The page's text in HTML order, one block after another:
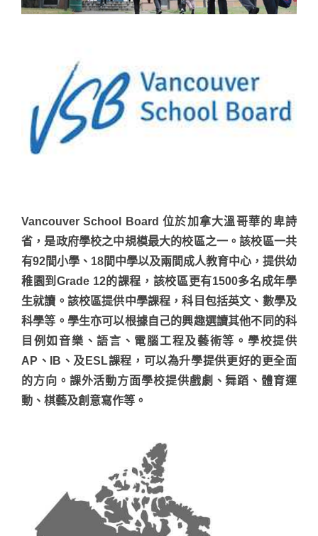
Vancouver School Board 位於加拿大溫哥華的卑詩
省，是政府學校之中規模最大的校區之一。該校區一共
有92間小學、18間中學以及兩間成人教育中心，提供幼
稚園到Grade 12的課程，該校區更有1500多名成年學
生就讀。 該校區提供中學課程，科目包括英文、數學及
科學等。學生亦可以根據自己的興趣選讀其他不同的科
目例如音樂、語言、電腦工程及藝術等。學校提供
AP、IB、及ESL課程，可以為升學提供更好的更全面
的方向。課外活動方面學校提供戲劇、舞蹈、體育運
動、棋藝及創意寫作等。